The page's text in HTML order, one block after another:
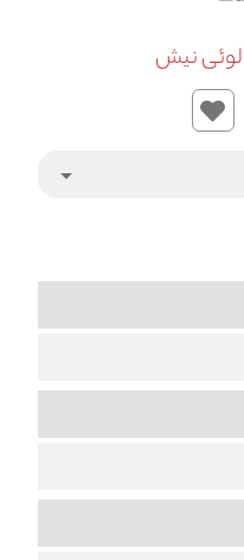
arrow_drop_down